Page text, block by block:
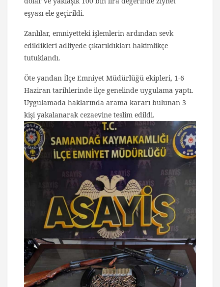
eşyası ele geçirildi.
Zanlılar, emniyetteki işlemlerin ardından sevk
edildikleri adliyede çıkarıldıkları hakimlikçe
tutuklandı.
Öte yandan İlçe Emniyet Müdürlüğü ekipleri, 1-6
Haziran tarihlerinde ilçe genelinde uygulama yaptı.
Uygulamada haklarında arama kararı bulunan 3
kişi yakalanarak cezaevine teslim edildi.